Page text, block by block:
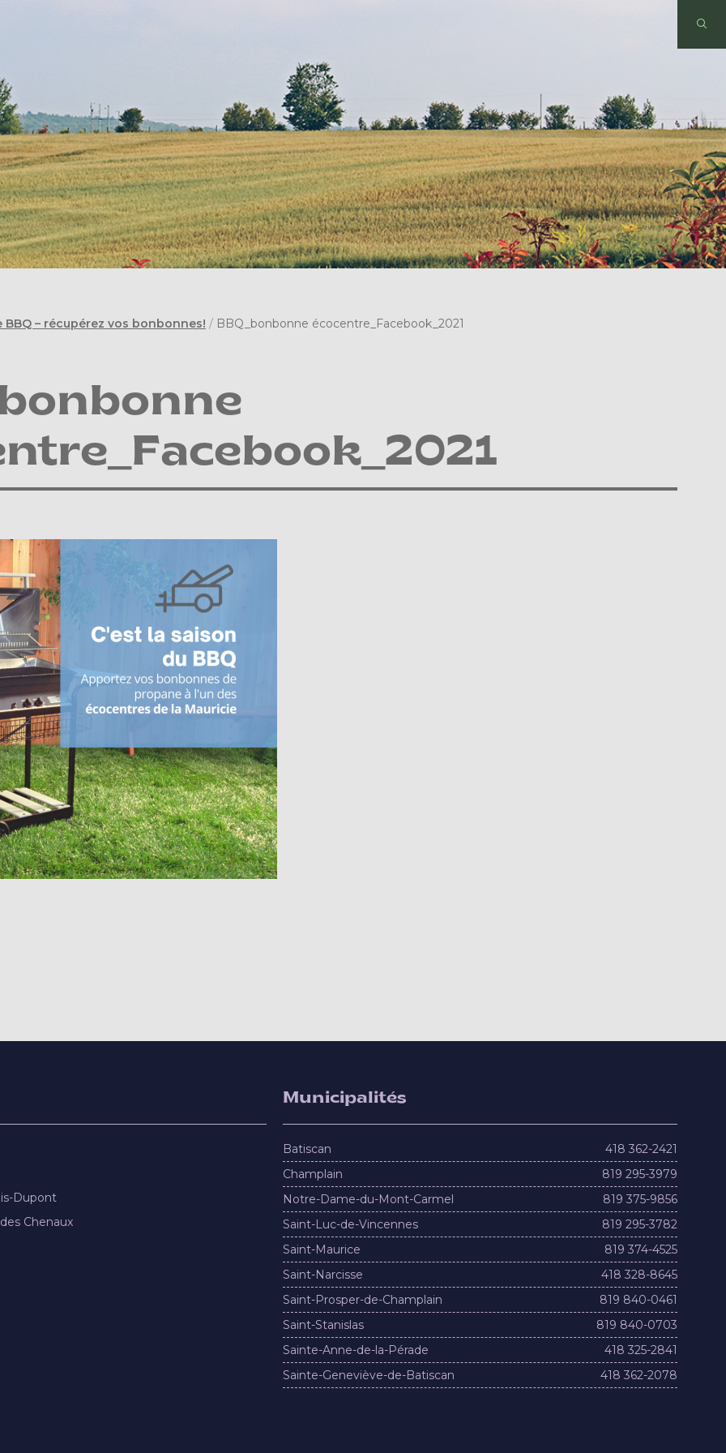
BBQ – récupérez vos bonbonnes! / BBQ_bonbonne écocentre_Facebook_2021
Dupont
Chenaux
Municipalités
Batiscan
418 362-2421
Champlain
819 295-3979
Notre-Dame-du-Mont-Carmel
819 375-9856
Saint-Luc-de-Vincennes
819 295-3782
Saint-Maurice
819 374-4525
Saint-Narcisse
418 328-8645
Saint-Prosper-de-Champlain
819 840-0461
Saint-Stanislas
819 840-0703
Sainte-Anne-de-la-Pérade
418 325-2841
Sainte-Geneviève-de-Batiscan
418 362-2078